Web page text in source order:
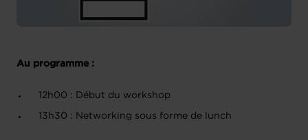
Au programme :
12h00 : Début du workshop
13h30 : Networking sous forme de lunch